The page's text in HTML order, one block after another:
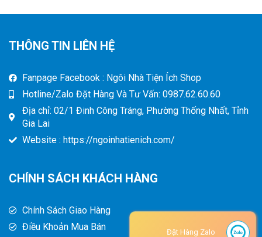
THÔNG TIN LIÊN HỆ
Fanpage Facebook : Ngôi Nhà Tiện Ích Shop
Hotline/Zalo Đặt Hàng Và Tư Vấn: 0987.62.60.60
Địa chỉ: 02/1 Đinh Công Tráng, Phường Thống Nhất, Tỉnh
Gia Lai
Website : https://ngoinhatienich.com/
CHÍNH SÁCH KHÁCH HÀNG
Chính Sách Giao Hàng
Điều Khoản Mua Bán
Đặt Hàng Zalo